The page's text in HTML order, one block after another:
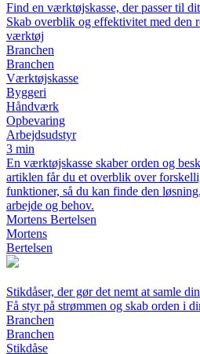
Find en værktøjskasse, der passer til
Skab overblik og effektivitet med den
værktøj
Branchen
Branchen
Værktøjskasse
Byggeri
Håndværk
Opbevaring
Arbejdsudstyr
3 min
En værktøjskasse skaber orden og
artiklen får du et overblik over
funktioner, så du kan finde den
arbejde og behov.
Mortens Bertelsen
Mortens
Bertelsen
Stikdåser, der gør det nemt at samle
Få styr på strømmen og skab orden i
Branchen
Branchen
Stikdåse